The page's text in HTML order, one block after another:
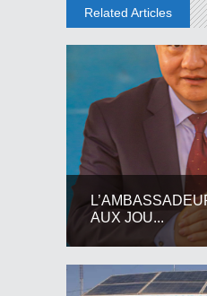
Related Articles
AUX JOU...